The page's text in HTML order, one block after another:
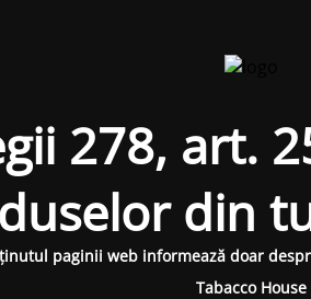
278, art.
din
paginii web informează doar
Tabacco House